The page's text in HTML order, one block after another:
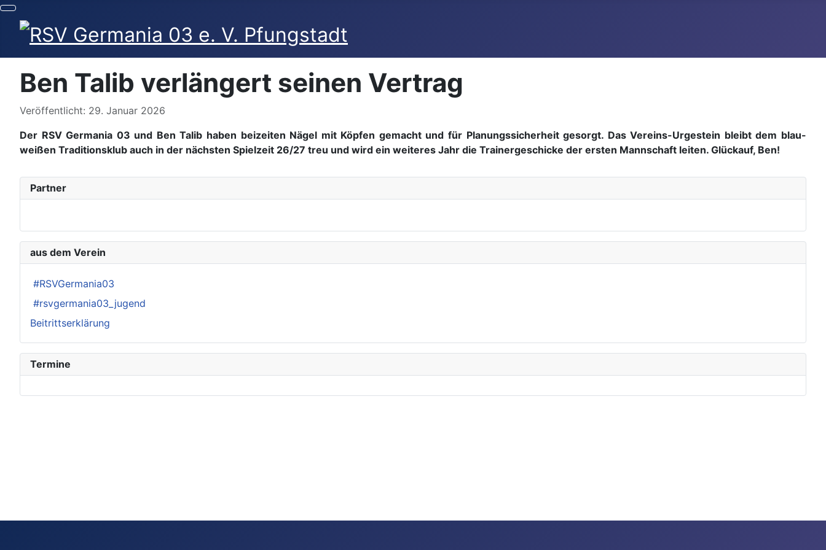
Ben Talib verlängert seinen Vertrag
Details
Veröffentlicht: 29. Januar 2026
Der RSV Germania 03 und Ben Talib haben beizeiten Nägel mit Köpfen gemacht und für Planungssicherheit gesorgt. Das Vereins-Urgestein bleibt dem blau-
weißen Traditionsklub auch in der nächsten Spielzeit 26/27 treu und wird ein weiteres Jahr die Trainergeschicke der ersten Mannschaft leiten. Glückauf, Ben!
Partner
aus dem Verein
#RSVGermania03
#rsvgermania03_jugend
Beitrittserklärung
Termine